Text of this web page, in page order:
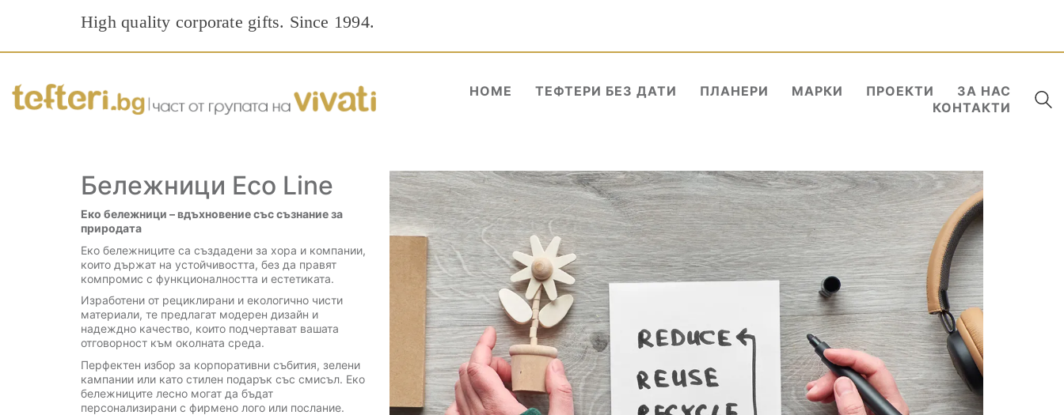
High quality corporate gifts. Since 1994.
HOME ТЕФТЕРИ БЕЗ ДАТИ ПЛАНЕРИ МАРКИ ПРОЕКТИ
ЗА НАС
КОНТАКТИ
Бележници Eco Line
Еко бележници – вдъхновение със съзнание за
природата
Еко бележниците са създадени за хора и компании,
които държат на устойчивостта, без да правят
компромис с функционалността и естетиката.
Изработени от рециклирани и екологично чисти
материали, те предлагат модерен дизайн и
надеждно качество, които подчертават вашата
отговорност към околната среда.
Перфектен избор за корпоративни събития, зелени
кампании или като стилен подарък със смисъл. Еко
бележниците лесно могат да бъдат
персонализирани с фирмено лого или послание.